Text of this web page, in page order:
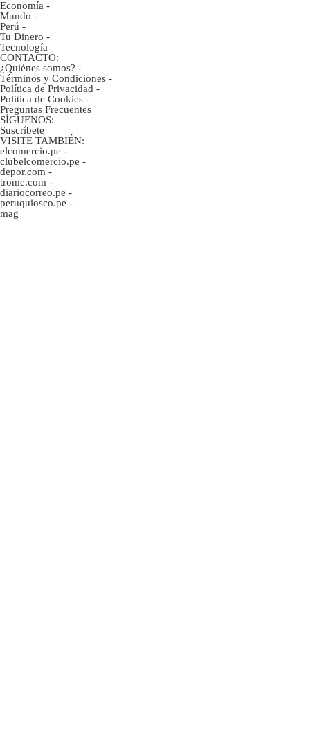
Economía -
Mundo -
Perú -
Tu Dinero -
Tecnología
CONTACTO:
¿Quiénes somos? -
Términos y Condiciones -
Política de Privacidad -
Politica de Cookies -
Preguntas Frecuentes
SÍGUENOS:
Suscríbete
VISITE TAMBIÉN:
elcomercio.pe -
clubelcomercio.pe -
depor.com -
trome.com -
diariocorreo.pe -
peruquiosco.pe -
mag